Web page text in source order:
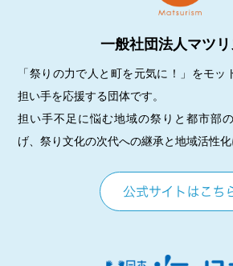
一般社団法人マツ
「祭りの力で人と町を元気に！」をモ
担い手を応援する団体です。
担い手不足に悩む地域の祭りと都市部
げ、祭り文化の次代への継承と地域活性化